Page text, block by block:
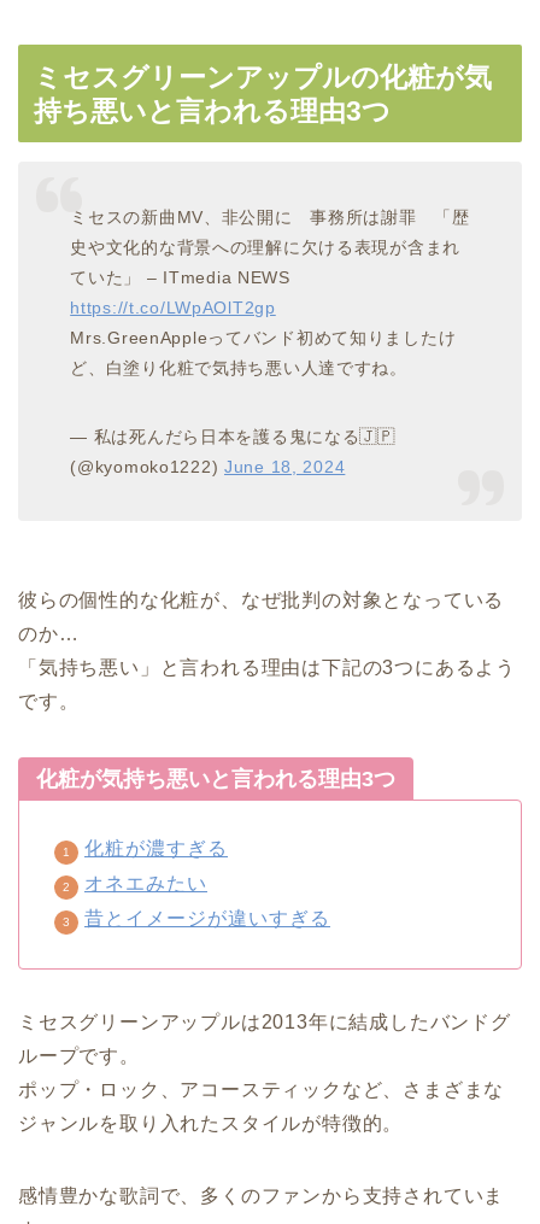
ミセスグリーンアップルの化粧が気
持ち悪いと言われる理由3つ
ミセスの新曲MV、非公開に 事務所は謝罪 「歴
史や文化的な背景への理解に欠ける表現が含まれ
ていた」 – ITmedia NEWS
https://t.co/LWpAOlT2gp
Mrs.GreenAppleってバンド初めて知りましたけ
ど、白塗り化粧で気持ち悪い人達ですね。
— 私は死んだら日本を護る鬼になる🇯🇵
(@kyomoko1222) June 18, 2024
彼らの個性的な化粧が、なぜ批判の対象となっている
のか…
「気持ち悪い」と言われる理由は下記の3つにあるよう
です。
化粧が気持ち悪いと言われる理由3つ
化粧が濃すぎる
オネエみたい
昔とイメージが違いすぎる
ミセスグリーンアップルは2013年に結成したバンドグ
ループです。
ポップ・ロック、アコースティックなど、さまざまな
ジャンルを取り入れたスタイルが特徴的。
感情豊かな歌詞で、多くのファンから支持されていま